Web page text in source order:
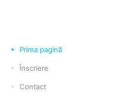
Prima pagină
Înscriere
Contact